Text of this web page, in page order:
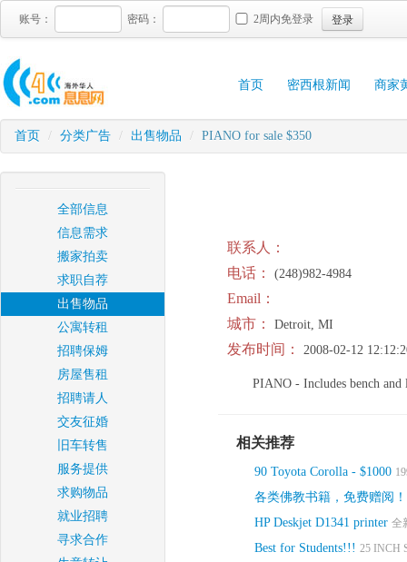
账号： 密码： 2周内免登录 登录
首页 密西根新闻 商家
首页 / 分类广告 / 出售物品 / PIANO for sale $350
全部信息
信息需求
搬家拍卖
求职自荐
出售物品
公寓转租
招聘保姆
房屋售租
招聘请人
交友征婚
旧车转售
服务提供
求购物品
就业招聘
寻求合作
联系人：
电话：
(248)982-4984
Email：
城市：
Detroit, MI
发布时间： 2008-02-12
PIANO - Includes bench
相关推荐
90 Toyota Corolla - $1000
各类佛教书籍，免费赠阅！
HP Deskjet D1341 printer 全
Best for Students!!! 25 INCH